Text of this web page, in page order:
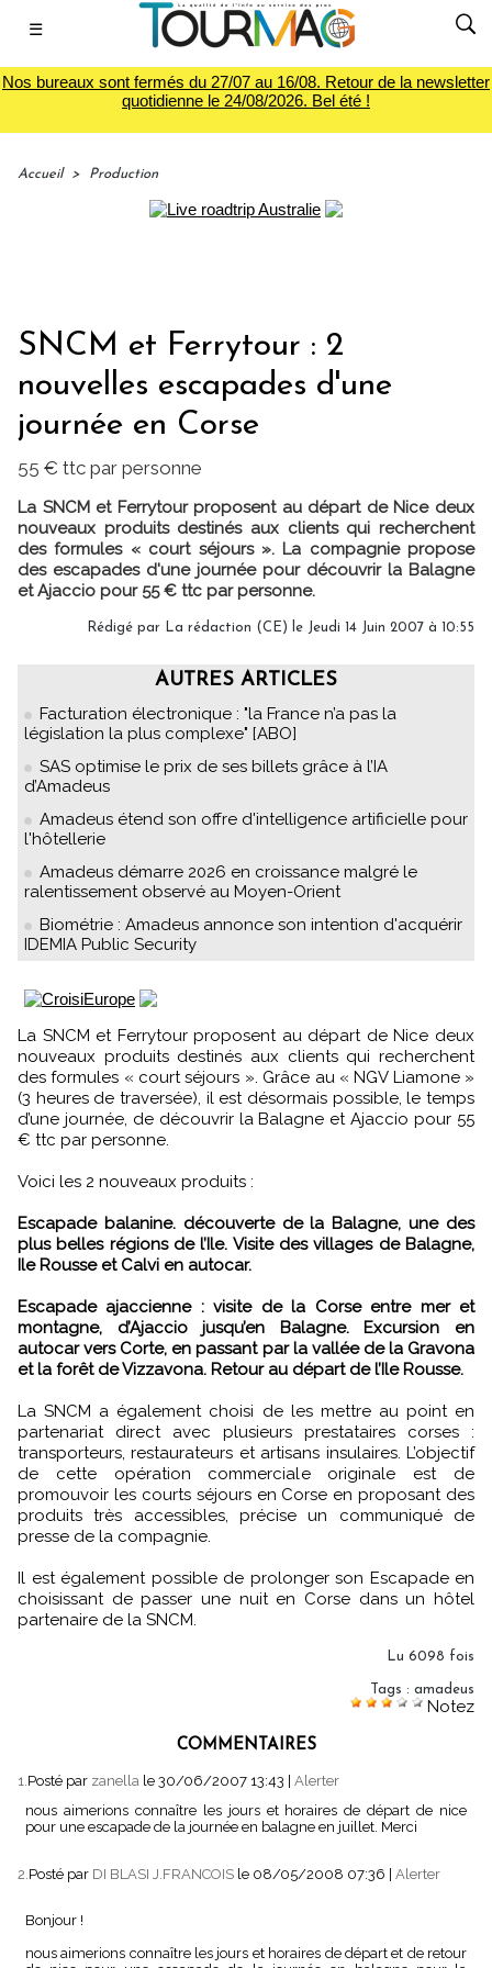
☰
Nos bureaux sont fermés du 27/07 au 16/08. Retour de la newsletter
quotidienne le 24/08/2026. Bel été !
Accueil > Production
SNCM et Ferrytour : 2
nouvelles escapades d'une
journée en Corse
55 € ttc par personne
La SNCM et Ferrytour proposent au départ de Nice deux
nouveaux produits destinés aux clients qui recherchent
des formules « court séjours ». La compagnie propose
des escapades d'une journée pour découvrir la Balagne
et Ajaccio pour 55 € ttc par personne.
Rédigé par La rédaction (CE) le Jeudi 14 Juin 2007 à 10:55
AUTRES ARTICLES
Facturation électronique : "la France n’a pas la
législation la plus complexe" [ABO]
SAS optimise le prix de ses billets grâce à l’IA
d’Amadeus
Amadeus étend son offre d'intelligence artificielle pour
l'hôtellerie
Amadeus démarre 2026 en croissance malgré le
ralentissement observé au Moyen-Orient
Biométrie : Amadeus annonce son intention d'acquérir
IDEMIA Public Security
La SNCM et Ferrytour proposent au départ de Nice deux
nouveaux produits destinés aux clients qui recherchent
des formules « court séjours ». Grâce au « NGV Liamone »
(3 heures de traversée), il est désormais possible, le temps
d’une journée, de découvrir la Balagne et Ajaccio pour 55
€ ttc par personne.
Voici les 2 nouveaux produits :
Escapade balanine. découverte de la Balagne, une des
plus belles régions de l’Ile. Visite des villages de Balagne,
Ile Rousse et Calvi en autocar.
Escapade ajaccienne : visite de la Corse entre mer et
montagne, d’Ajaccio jusqu’en Balagne. Excursion en
autocar vers Corte, en passant par la vallée de la Gravona
et la forêt de Vizzavona. Retour au départ de l’Ile Rousse.
La SNCM a également choisi de les mettre au point en
partenariat direct avec plusieurs prestataires corses :
transporteurs, restaurateurs et artisans insulaires. L’objectif
de cette opération commerciale originale est de
promouvoir les courts séjours en Corse en proposant des
produits très accessibles, précise un communiqué de
presse de la compagnie.
Il est également possible de prolonger son Escapade en
choisissant de passer une nuit en Corse dans un hôtel
partenaire de la SNCM.
Lu 6098 fois
Tags : amadeus
Notez
COMMENTAIRES
1.Posté par zanella le 30/06/2007 13:43
Alerter
nous aimerions connaître les jours et horaires de départ de nice
pour une escapade de la journée en balagne en juillet. Merci
2.Posté par DI BLASI J.FRANCOIS le 08/05/2008 07:36 Alerter
Bonjour !
nous aimerions connaître les jours et horaires de départ et de retour